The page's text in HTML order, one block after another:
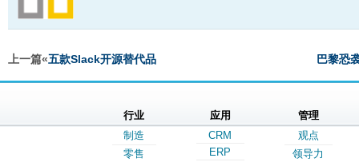
上一篇«五款Slack开源替代品 巴黎恐
行业
制造
零售
应用
CRM
ERP
管理
观点
领导力